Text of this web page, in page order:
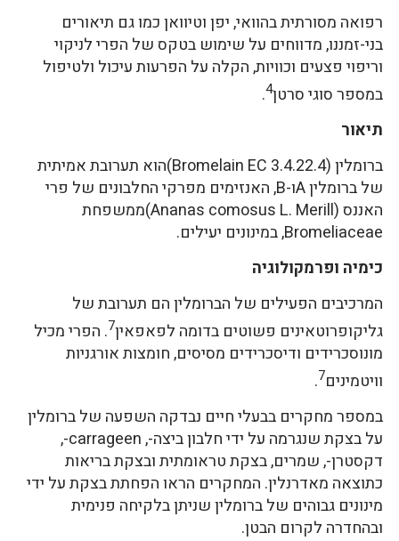
רפואה מסורתית בהוואי, יפן וטיוואן כמו גם תיאורים
בני-זמננו, מדווחים על שימוש בטקס של הפרי לניקוי
וריפוי פצעים וכוויות, הקלה על הפרעות עיכול ולטיפול
במספר סוגי סרטן4
.
תיאור
ברומלין (Bromelain EC 3.4.22.4)הוא תערובת אמיתית
של ברומלין Aו-B, האנזימים מפרקי החלבונים של פרי
האננס (Ananas comosus L. Merill)ממשפחת
Bromeliaceae, במינונים יעילים.
כימיה ופרמקולוגיה
המרכיבים הפעילים של הברומלין הם תערובת של
גליקופרוטאינים פשוטים בדומה לפאפאין7. הפרי מכיל
מונוסכרידים ודיסכרידים מסיסים, חומצות אורגניות
וויטמינים7
.
במספר מחקרים בבעלי חיים נבדקה השפעה של ברומלין
על בצקת שנגרמה על ידי חלבון ביצה-, carrageen-,
דקסטרן-, שמרים, בצקת טראומתית ובצקת בריאות
כתוצאה מאדרנלין. המחקרים הראו הפחתת בצקת על ידי
מינונים גבוהים של ברומלין שניתן בלקיחה פנימית
ובהחדרה לקרום הבטן.